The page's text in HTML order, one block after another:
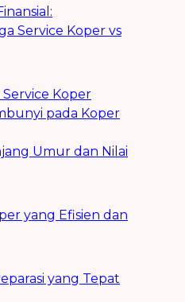
Service Koper vs
Service Koper
pada Koper
Umur dan Nilai
yang Efisien dan
yang Tepat